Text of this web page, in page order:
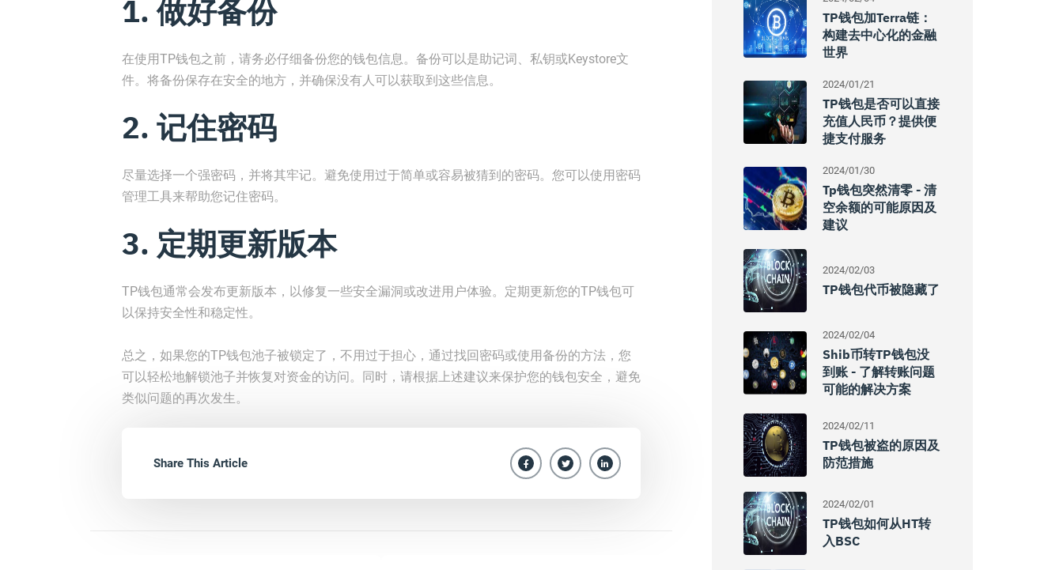
1. 做好备份
在使用TP钱包之前，请务必仔细备份您的钱包信息。备份可以是助记词、私钥或Keystore文
件。将备份保存在安全的地方，并确保没有人可以获取到这些信息。
2. 记住密码
尽量选择一个强密码，并将其牢记。避免使用过于简单或容易被猜到的密码。您可以使用密码
管理工具来帮助您记住密码。
3. 定期更新版本
TP钱包通常会发布更新版本，以修复一些安全漏洞或改进用户体验。定期更新您的TP钱包可
以保持安全性和稳定性。
总之，如果您的TP钱包池子被锁定了，不用过于担心，通过找回密码或使用备份的方法，您
可以轻松地解锁池子并恢复对资金的访问。同时，请根据上述建议来保护您的钱包安全，避免
类似问题的再次发生。
Share This Article
TP钱包加Terra链：
构建去中心化的金融
世界
2024/01/21
TP钱包是否可以直接
充值人民币？提供便
捷支付服务
2024/01/30
Tp钱包突然清零 - 清
空余额的可能原因及
建议
2024/02/03
TP钱包代币被隐藏了
2024/02/04
Shib币转TP钱包没
到账 - 了解转账问题
可能的解决方案
2024/02/11
TP钱包被盗的原因及
防范措施
2024/02/01
TP钱包如何从HT转
入BSC